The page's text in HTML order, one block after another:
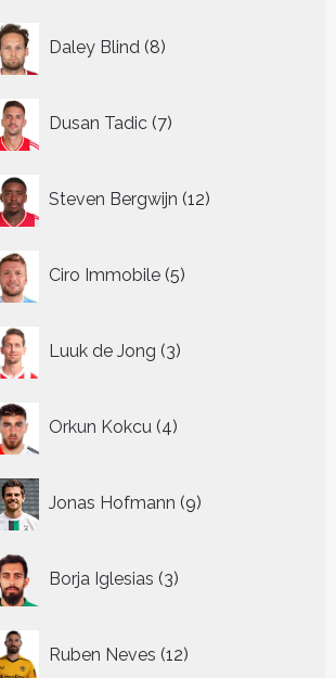
Daley Blind 8
producten
Dusan Tadic 7
producten
Steven Bergwijn 12
producten
Ciro Immobile 5
producten
Luuk de Jong 3
producten
Orkun Kokcu 4
producten
Jonas Hofmann 9
producten
Borja Iglesias 3
producten
Ruben Neves 12
producten